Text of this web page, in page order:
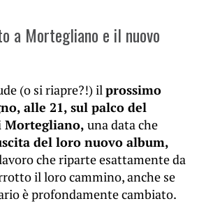
a Mortegliano e il nuovo
(o si riapre?!) ilprossimo
alle 21, sul palco del
Mortegliano, una data che
del loro nuovo album,
che riparte esattamente da
il loro cammino, anche se
è profondamente cambiato.